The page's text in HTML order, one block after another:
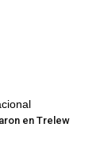
en Trelew